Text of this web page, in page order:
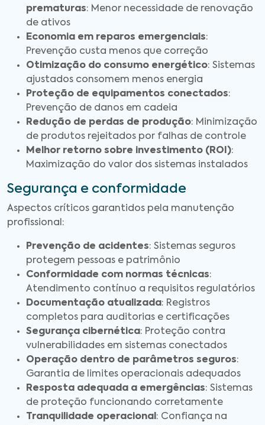
prematuras: Menor necessidade de renovação
de ativos
Economia em reparos emergenciais:
Prevenção custa menos que correção
Otimização do consumo energético: Sistemas
ajustados consomem menos energia
Proteção de equipamentos conectados:
Prevenção de danos em cadeia
Redução de perdas de produção: Minimização
de produtos rejeitados por falhas de controle
Melhor retorno sobre investimento (ROI):
Maximização do valor dos sistemas instalados
Segurança e conformidade
Aspectos críticos garantidos pela manutenção
profissional:
Prevenção de acidentes: Sistemas seguros
protegem pessoas e patrimônio
Conformidade com normas técnicas:
Atendimento contínuo a requisitos regulatórios
Documentação atualizada: Registros
completos para auditorias e certificações
Segurança cibernética: Proteção contra
vulnerabilidades em sistemas conectados
Operação dentro de parâmetros seguros:
Garantia de limites operacionais adequados
Resposta adequada a emergências: Sistemas
de proteção funcionando corretamente
Tranquilidade operacional : Confiança na